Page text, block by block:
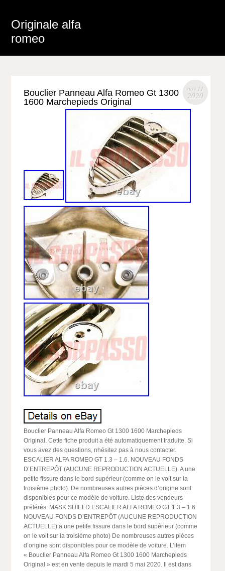
Originale alfa
romeo
nov 11
2020
Bouclier Panneau Alfa Romeo Gt 1300
1600 Marchepieds Original
Bouclier Panneau Alfa Romeo Gt 1300 1600 Marchepieds
Original. Cette fiche produit a été automatiquement traduite. Si
vous avez des questions, nhésitez pas à nous contacter.
ESCALIER ALFA ROMEO GT 1.3 – 1.6. NOUVEAU FONDS
D’ENTREPÔT (AUCUNE REPRODUCTION ACTUELLE). A une
petite fissure dans le bord supérieur (comme on le voit sur la
troisième photo). De nombreuses autres pièces d’origine sont
disponibles pour ce modèle de voiture. Liste des vendeurs
préférés. MASK SHIELD ESCALIER ALFA ROMEO GT 1.3 – 1.6
NOUVEAU FONDS D’ENTREPÔT (AUCUNE REPRODUCTION
ACTUELLE) a une petite fissure dans le bord supérieur (comme
on le voit sur la troisième photo) De nombreuses autres pièces
d’origine sont disponibles pour ce modèle de voiture. L’item
« Bouclier Panneau Alfa Romeo Gt 1300 1600 Marchepieds
Original » est en vente depuis le mardi 5 mai 2020. Il est dans